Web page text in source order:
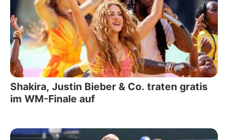
Shakira, Justin Bieber & Co. traten gratis
im WM-Finale auf